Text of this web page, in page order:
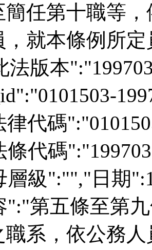
簡任第十職等
，就本條例所
法版本
代碼
條代碼
層級":"","日期
":"第五條至第
職系，依公務